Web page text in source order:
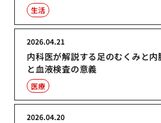
生活
内科医が解説する足のむくみと
と血液検査の意義
2026.04.21
医療
2026.04.20